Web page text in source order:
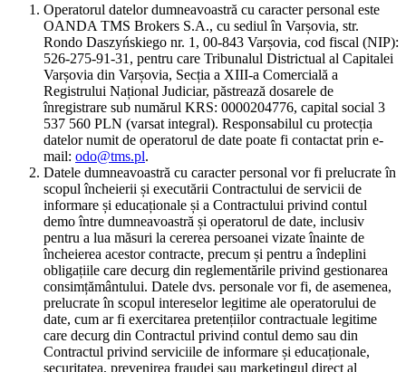
Operatorul datelor dumneavoastră cu caracter personal este
OANDA TMS Brokers S.A., cu sediul în Varșovia, str.
Rondo Daszyńskiego nr. 1, 00-843 Varșovia, cod fiscal (NIP):
526-275-91-31, pentru care Tribunalul Districtual al Capitalei
Varșovia din Varșovia, Secția a XIII-a Comercială a
Registrului Național Judiciar, păstrează dosarele de
înregistrare sub numărul KRS: 0000204776, capital social 3
537 560 PLN (varsat integral). Responsabilul cu protecția
datelor numit de operatorul de date poate fi contactat prin e-
mail: odo@tms.pl.
Datele dumneavoastră cu caracter personal vor fi prelucrate în
scopul încheierii și executării Contractului de servicii de
informare și educaționale și a Contractului privind contul
demo între dumneavoastră și operatorul de date, inclusiv
pentru a lua măsuri la cererea persoanei vizate înainte de
încheierea acestor contracte, precum și pentru a îndeplini
obligațiile care decurg din reglementările privind gestionarea
consimțământului. Datele dvs. personale vor fi, de asemenea,
prelucrate în scopul intereselor legitime ale operatorului de
date, cum ar fi exercitarea pretențiilor contractuale legitime
care decurg din Contractul privind contul demo sau din
Contractul privind serviciile de informare și educaționale,
securitatea, prevenirea fraudei sau marketingul direct al